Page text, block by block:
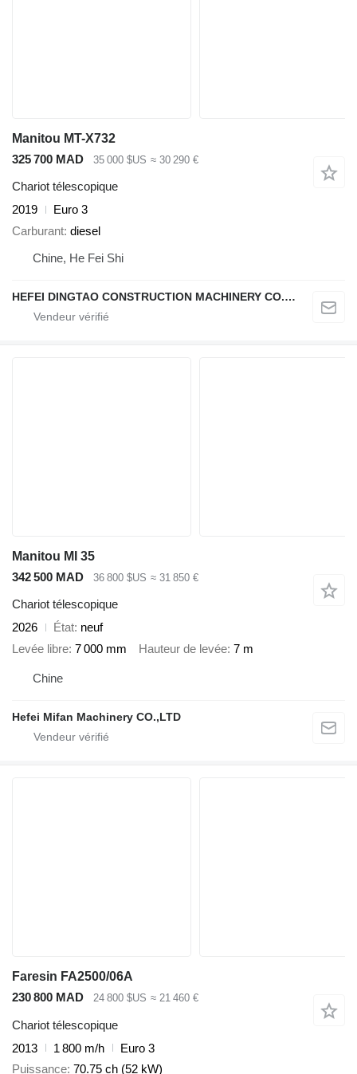
Manitou MT-X732
325 700 MAD
35 000 $US ≈ 30 290 €
Chariot télescopique
2019
Euro 3
Carburant diesel
Chine, He Fei Shi
HEFEI DINGTAO CONSTRUCTION MACHINERY CO., LIMITED
Manitou MI 35
342 500 MAD
36 800 $US ≈ 31 850 €
Chariot télescopique
2026
État neuf
Levée libre 7 000 mm Hauteur de levée 7 m
Chine
Hefei Mifan Machinery CO.,LTD
Faresin FA2500/06A
230 800 MAD
24 800 $US ≈ 21 460 €
Chariot télescopique
2013
1 800 m/h
Euro 3
Puissance 70.75 ch (52 kW)